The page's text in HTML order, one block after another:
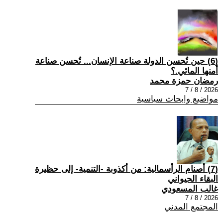
(6) حين تُحسن الدولة صناعة الإنسان... تُحسن صناعة
أمنها المائي.؟
رمضان حمزة محمد
2026 / 8 / 7
مواضيع وابحاث سياسية
(7) أصنام الرأسمالية: من أكذوبة -التنمية- إلى حظيرة
البقاء الحيواني
غالب المسعودي
2026 / 8 / 7
المجتمع المدني